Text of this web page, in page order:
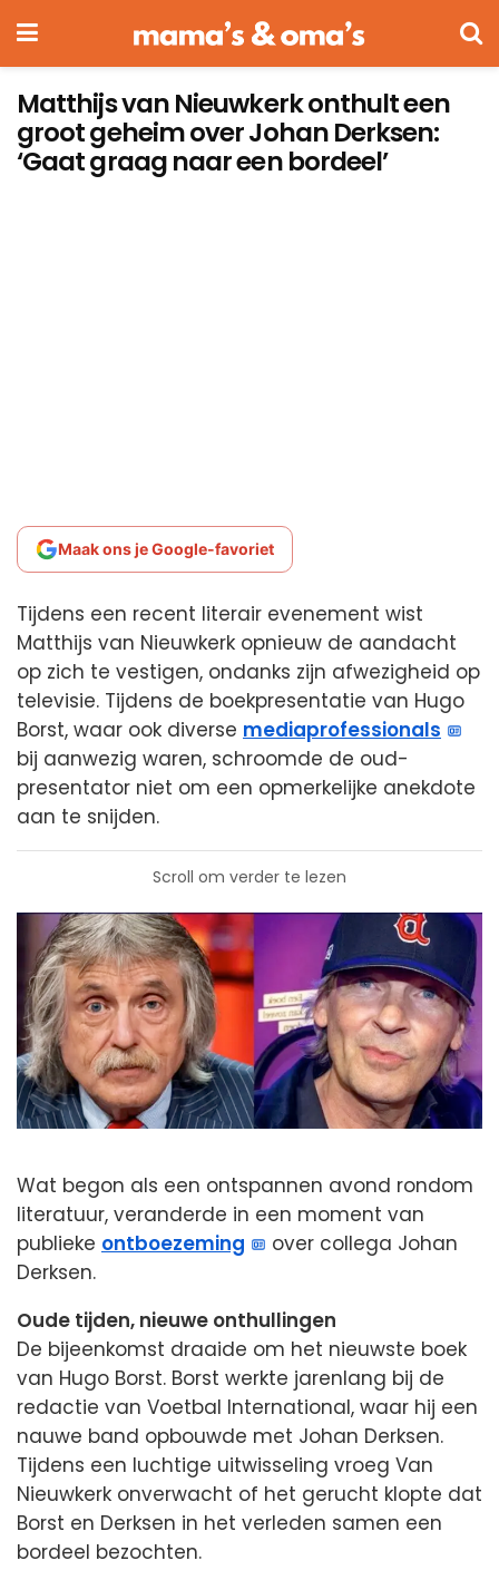
Matthijs van Nieuwkerk onthult een
groot geheim over Johan Derksen:
‘Gaat graag naar een bordeel’
Maak ons je Google-favoriet
Tijdens een recent literair evenement wist
Matthijs van Nieuwkerk opnieuw de aandacht
op zich te vestigen, ondanks zijn afwezigheid op
televisie. Tijdens de boekpresentatie van Hugo
Borst, waar ook diverse mediaprofessionals
bij aanwezig waren, schroomde de oud-
presentator niet om een opmerkelijke anekdote
aan te snijden.
Scroll om verder te lezen
Wat begon als een ontspannen avond rondom
literatuur, veranderde in een moment van
publieke ontboezeming
over collega Johan
Derksen.
Oude tijden, nieuwe onthullingen
De bijeenkomst draaide om het nieuwste boek
van Hugo Borst. Borst werkte jarenlang bij de
redactie van Voetbal International, waar hij een
nauwe band opbouwde met Johan Derksen.
Tijdens een luchtige uitwisseling vroeg Van
Nieuwkerk onverwacht of het gerucht klopte dat
Borst en Derksen in het verleden samen een
bordeel bezochten.